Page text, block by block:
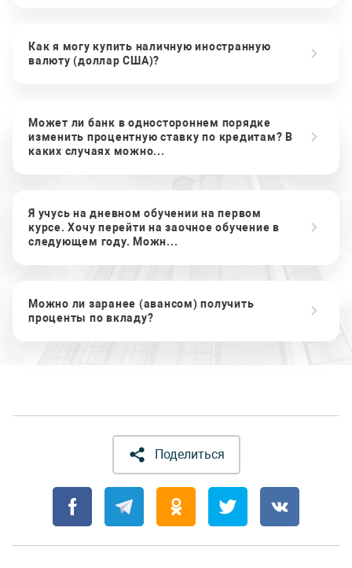
Как я могу купить наличную иностранную
валюту (доллар США)?
Может ли банк в одностороннем порядке
изменить процентную ставку по кредитам? В
каких случаях можно...
Я учусь на дневном обучении на первом
курсе. Хочу перейти на заочное обучение в
следующем году. Можн...
Можно ли заранее (авансом) получить
проценты по вкладу?
Поделиться